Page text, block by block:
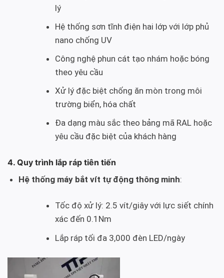
lý
Hệ thống sơn tĩnh điện hai lớp với lớp phủ
nano chống UV
Công nghệ phun cát tạo nhám hoặc bóng
theo yêu cầu
Xử lý đặc biệt chống ăn mòn trong môi
trường biển, hóa chất
Đa dạng màu sắc theo bảng mã RAL hoặc
yêu cầu đặc biệt của khách hàng
4. Quy trình lắp ráp tiên tiến
Hệ thống máy bắt vít tự động thông minh:
Tốc độ xử lý: 2.5 vít/giây với lực siết chính
xác đến 0.1Nm
Lắp ráp tối đa 3,000 đèn LED/ngày